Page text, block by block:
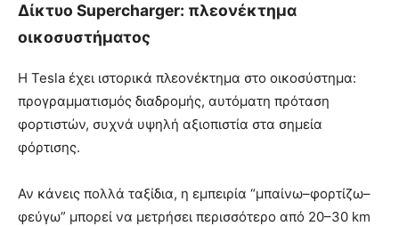
Δίκτυο Supercharger: πλεονέκτημα
οικοσυστήματος
Η Tesla έχει ιστορικά πλεονέκτημα στο οικοσύστημα:
προγραμματισμός διαδρομής, αυτόματη πρόταση
φορτιστών, συχνά υψηλή αξιοπιστία στα σημεία
φόρτισης.
Αν κάνεις πολλά ταξίδια, η εμπειρία “μπαίνω–φορτίζω–
φεύγω” μπορεί να μετρήσει περισσότερο από 20–30 km